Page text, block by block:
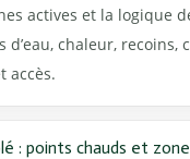
actives et la logique
d’eau, chaleur, recoins,
accès.
: points chauds et